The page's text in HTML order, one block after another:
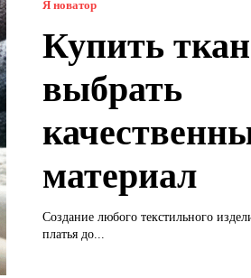
Я новатор
Купить
выбрать
материал
Создание любого текстильного
платья до...